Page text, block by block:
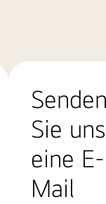
Senden
Sie uns
eine E-
Mail